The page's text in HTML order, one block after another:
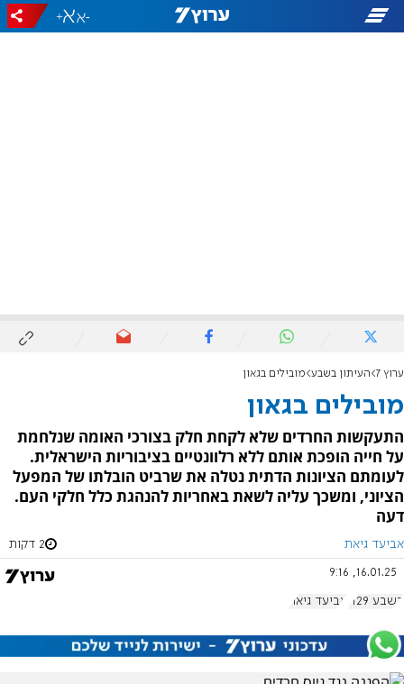
-
+
ערוץ 7 העיתון בשבע מובילים בגאון
מובילים בגאון
התעקשות החרדים שלא לקחת חלק בצורכי האומה שנלחמת
על חייה הופכת אותם ללא רלוונטיים בציבוריות הישראלית.
לעומתם הציונות הדתית נטלה את שרביט הובלתו של המפעל
הציוני, ומשכך עליה לשאת באחריות להנהגת כלל חלקי העם.
דעה
אביעד גיאת 2 דקות
16.01.25, 9:16
בשבע 1129 אביעד גיאת